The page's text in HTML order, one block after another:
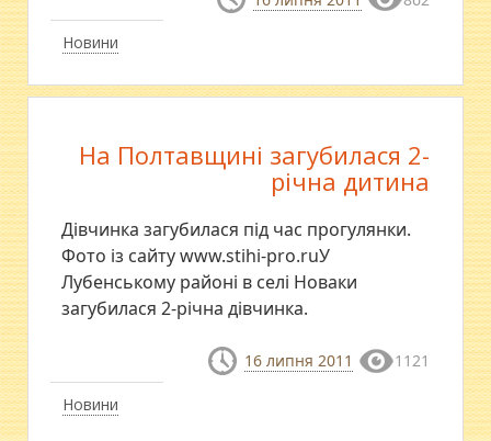
Новини
Новини
На Полтавщині загубилася 2-
річна дитина
Дівчинка загубилася під час прогулянки.
Фото із сайту www.stihi-pro.ruУ
Лубенському районі в селі Новаки
загубилася 2-річна дівчинка.
16 липня 2011 1121